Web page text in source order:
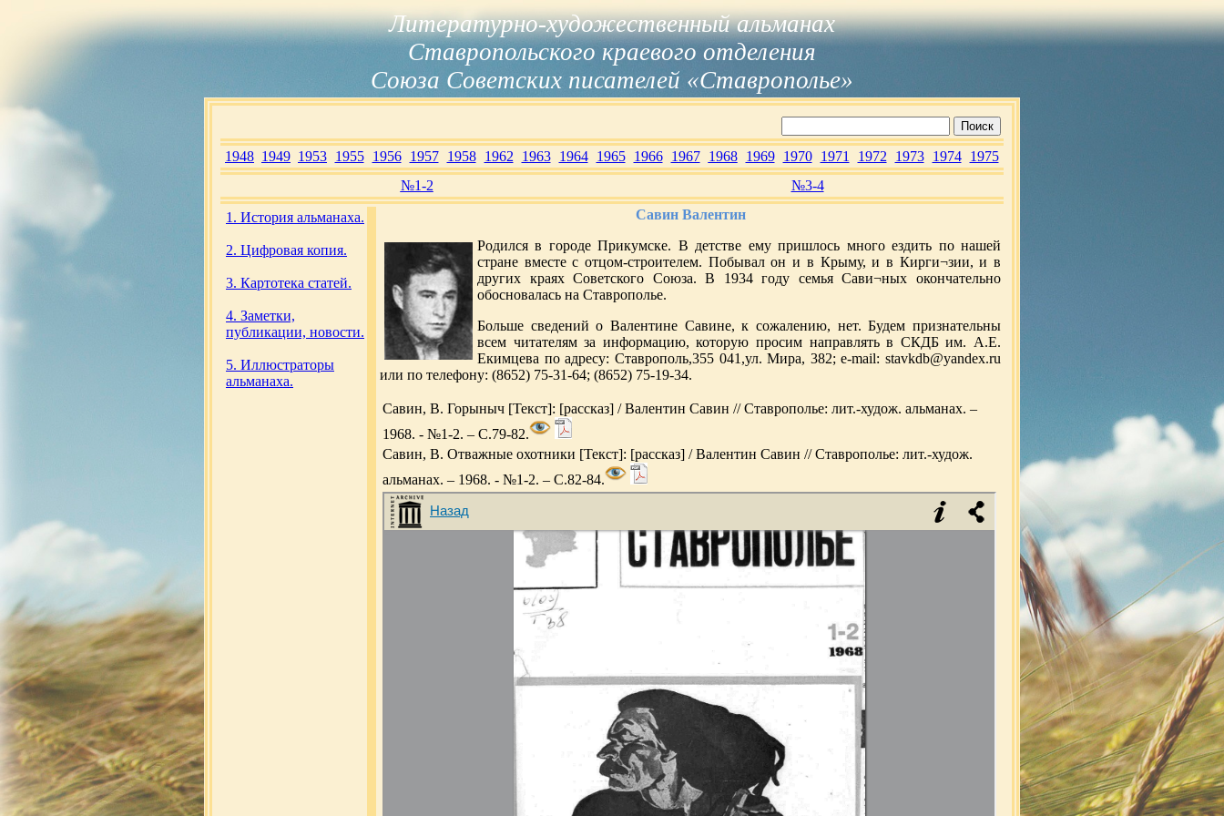
Литературно-художественный альманах
Ставропольского краевого отделения
Союза Советских писателей «Ставрополье»
1948 1949 1953 1955 1956 1957 1958 1962 1963 1964 1965 1966 1967 1968 1969 1970 1971 1972 1973 1974
1975
№1-2
№3-4
1. История альманаха.
2. Цифровая копия.
3. Картотека статей.
4. Заметки,
публикации, новости.
5. Иллюстраторы
альманаха.
Савин Валентин
Родился в городе Прикумске. В детстве ему пришлось много ездить по нашей
стране вместе с отцом-строителем. Побывал он и в Крыму, и в Кирги¬зии, и в
других краях Советского Союза. В 1934 году семья Сави¬ных окончательно
обосновалась на Ставрополье.
Больше сведений о Валентине Савине, к сожалению, нет. Будем признательны
всем читателям за информацию, которую просим направлять в СКДБ им. А.Е.
Екимцева по адресу: Ставрополь,355 041,ул. Мира, 382; e-mail: stavkdb@yandex.ru
или по телефону: (8652) 75-31-64; (8652) 75-19-34.
Савин, В. Горыныч [Текст]: [рассказ] / Валентин Савин // Ставрополье: лит.-худож. альманах. –
1968. - №1-2. – С.79-82.
Савин, В. Отважные охотники [Текст]: [рассказ] / Валентин Савин // Ставрополье: лит.-худож.
альманах. – 1968. - №1-2. – С.82-84.